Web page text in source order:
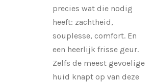
precies wat die nodig
heeft: zachtheid,
souplesse, comfort. En
een heerlijk frisse geur.
Zelfs de meest gevoelige
huid knapt op van deze